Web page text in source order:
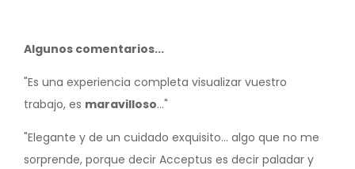
Algunos comentarios...
"Es una experiencia completa visualizar vuestro
trabajo, es maravilloso..."
"Elegante y de un cuidado exquisito... algo que no me
sorprende, porque decir Acceptus es decir paladar y